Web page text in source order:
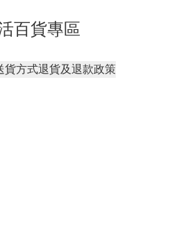
百貨專區
貨方式退貨及退款政策